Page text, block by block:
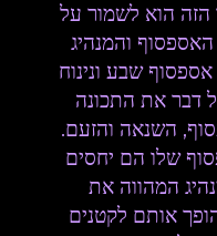
הוא לשמור על
והמנהיג
שבע ונינוח
דבר את התכונה
השנאה והזעם.
שלו הם יחסים
המהווה את
אותם לקטנים